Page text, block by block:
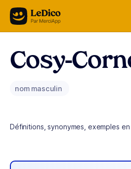
Aller au contenu
Cosy-
nom masculin
Définitions, synonymes, exemples en